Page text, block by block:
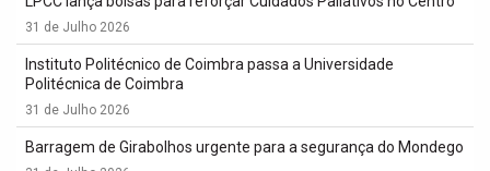
31 de Julho 2026
Instituto Politécnico de Coimbra passa a Universidade
Politécnica de Coimbra
31 de Julho 2026
Barragem de Girabolhos urgente para a segurança do Mondego